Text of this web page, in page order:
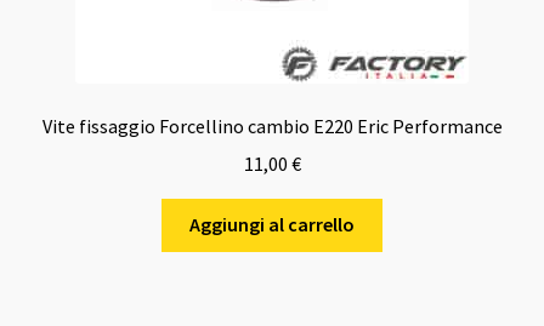
Vite fissaggio Forcellino cambio E220 Eric Performance
11,00 €
Aggiungi al carrello